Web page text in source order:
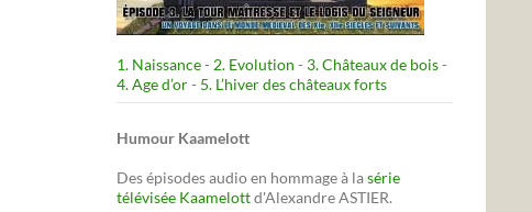
1. Naissance- 2. Evolution - 3. Châteaux de bois-
4. Age d’or- 5. L’hiver des châteaux forts
Humour Kaamelott
Des épisodes audio en hommage à lasérie
télévisée Kaamelottd'Alexandre ASTIER.